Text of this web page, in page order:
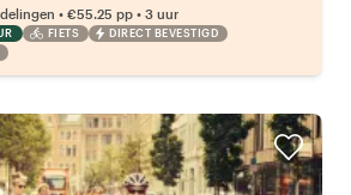
• €55.25 pp • 3 uur
FIETS
DIRECT BEVESTIGD